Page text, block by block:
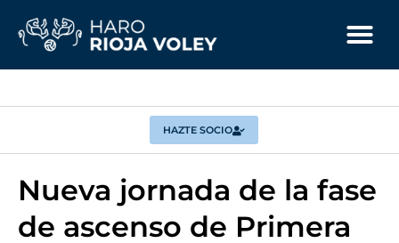
HAZTE SOCIO
Nueva jornada de la fase
de ascenso de Primera